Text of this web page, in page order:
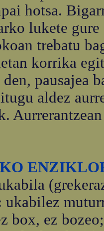
lukete
trebatu
korrika
pausajea
aldez
ukabilez
box, ez